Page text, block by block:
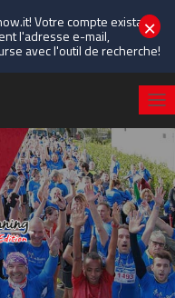
×
Votre compte existant
l'adresse e-mail,
avec l'outil de recherche!